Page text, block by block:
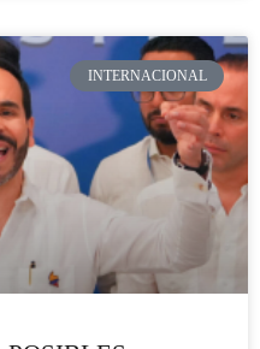
INTERNACIONAL